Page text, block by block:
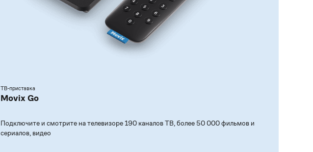
ТВ-приставка
Movix Go
Подключите и смотрите на телевизоре 190 каналов ТВ, более 50 000 фильмов и
сериалов, видео